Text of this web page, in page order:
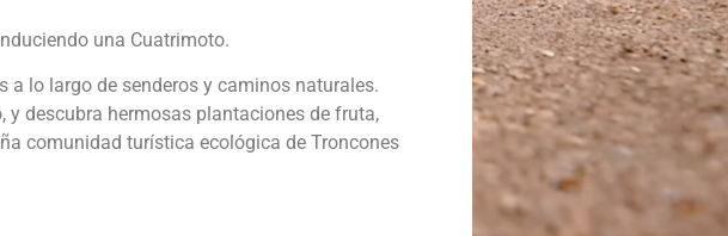
una Cuatrimoto.
a lo largo de senderos y caminos naturales.
y descubra hermosas plantaciones de fruta,
comunidad turística ecológica de Troncones